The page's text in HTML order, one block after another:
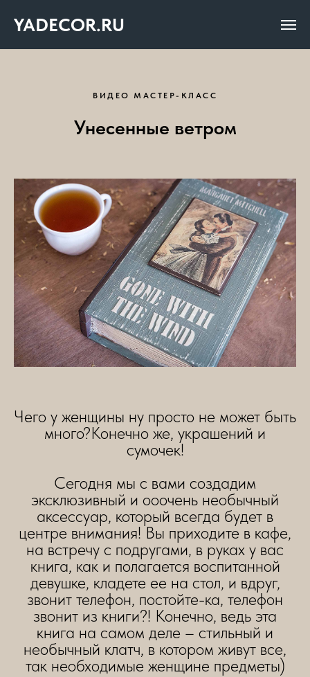
YADECOR.RU
ВИДЕО МАСТЕР-КЛАСС
Унесенные ветром
Чего у женщины ну просто не может быть
много?Конечно же, украшений и
сумочек!
Сегодня мы с вами создадим
эксклюзивный и ооочень необычный
аксессуар, который всегда будет в
центре внимания! Вы приходите в кафе,
на встречу с подругами, в руках у вас
книга, как и полагается воспитанной
девушке, кладете ее на стол, и вдруг,
звонит телефон, постойте-ка, телефон
звонит из книги?! Конечно, ведь эта
книга на самом деле – стильный и
необычный клатч, в котором живут все,
так необходимые женщине предметы)